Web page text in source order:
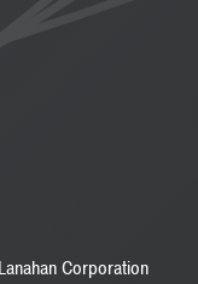
Corporation